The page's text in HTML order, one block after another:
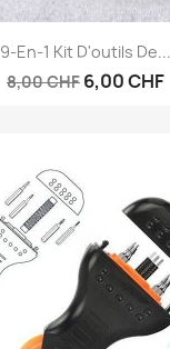
9-En-1 Kit D'outils De...
8,00 CHF 6,00 CHF